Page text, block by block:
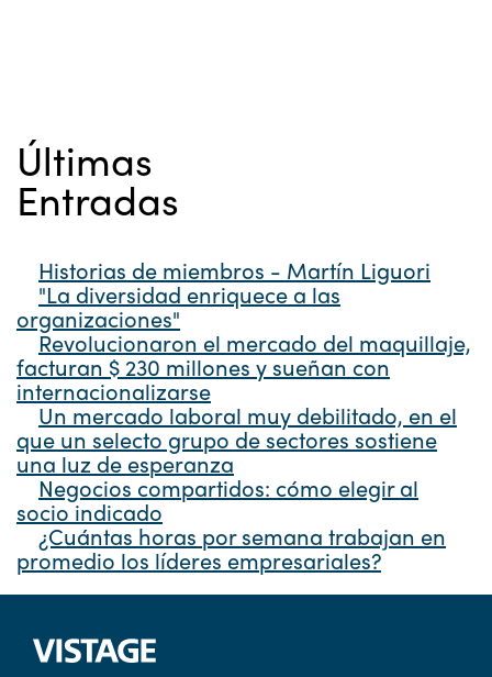
Últimas
Entradas
Historias de miembros - Martín Liguori
"La diversidad enriquece a las
organizaciones"
Revolucionaron el mercado del maquillaje,
facturan $ 230 millones y sueñan con
internacionalizarse
Un mercado laboral muy debilitado, en el
que un selecto grupo de sectores sostiene
una luz de esperanza
Negocios compartidos: cómo elegir al
socio indicado
¿Cuántas horas por semana trabajan en
promedio los líderes empresariales?